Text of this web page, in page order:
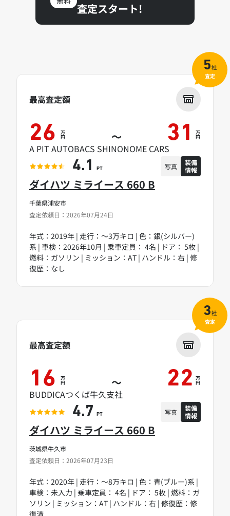
査定スタート!
千葉県浦安市
査定依頼日：2026年07月24日
ダイハツ ミライース 660 B
年式：2019年 | 走行：～3万キロ | 色：銀(シルバー)
系 | 車検：2026年10月 | 乗車定員： 4名 | ドア： 5枚 |
燃料：ガソリン | ミッション：AT | ハンドル：右 | 修
復歴：なし
最高査定額
26 万
円 ～ 31 万
円
A PIT AUTOBACS SHINONOME CARS
4.1 PT 写真
装備
情報
5社
査定
茨城県牛久市
査定依頼日：2026年07月23日
ダイハツ ミライース 660 B
年式：2020年 | 走行：～8万キロ | 色：青(ブルー)系 |
車検：未入力 | 乗車定員： 4名 | ドア： 5枚 | 燃料：ガ
ソリン | ミッション：AT | ハンドル：右 | 修復歴：修
復済
最高査定額
16 万
円 ～ 22 万
円
BUDDICAつくば牛久支社
4.7 PT 写真
装備
情報
3社
査定